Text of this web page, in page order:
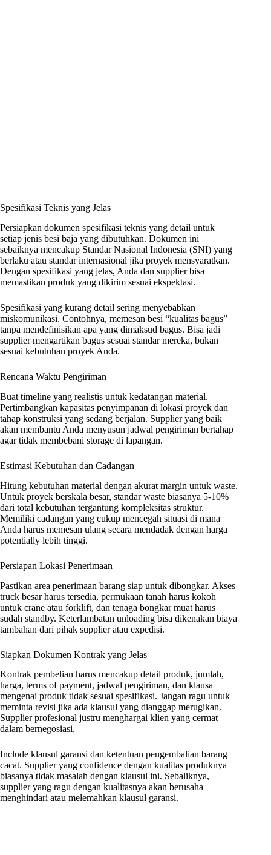
Spesifikasi Teknis yang Jelas
Persiapkan dokumen spesifikasi teknis yang detail untuk
setiap jenis besi baja yang dibutuhkan. Dokumen ini
sebaiknya mencakup Standar Nasional Indonesia (SNI) yang
berlaku atau standar internasional jika proyek mensyaratkan.
Dengan spesifikasi yang jelas, Anda dan supplier bisa
memastikan produk yang dikirim sesuai ekspektasi.
Spesifikasi yang kurang detail sering menyebabkan
miskomunikasi. Contohnya, memesan besi “kualitas bagus”
tanpa mendefinisikan apa yang dimaksud bagus. Bisa jadi
supplier mengartikan bagus sesuai standar mereka, bukan
sesuai kebutuhan proyek Anda.
Rencana Waktu Pengiriman
Buat timeline yang realistis untuk kedatangan material.
Pertimbangkan kapasitas penyimpanan di lokasi proyek dan
tahap konstruksi yang sedang berjalan. Supplier yang baik
akan membantu Anda menyusun jadwal pengiriman bertahap
agar tidak membebani storage di lapangan.
Estimasi Kebutuhan dan Cadangan
Hitung kebutuhan material dengan akurat margin untuk waste.
Untuk proyek berskala besar, standar waste biasanya 5-10%
dari total kebutuhan tergantung kompleksitas struktur.
Memiliki cadangan yang cukup mencegah situasi di mana
Anda harus memesan ulang secara mendadak dengan harga
potentially lebih tinggi.
Persiapan Lokasi Penerimaan
Pastikan area penerimaan barang siap untuk dibongkar. Akses
truck besar harus tersedia, permukaan tanah harus kokoh
untuk crane atau forklift, dan tenaga bongkar muat harus
sudah standby. Keterlambatan unloading bisa dikenakan biaya
tambahan dari pihak supplier atau expedisi.
Siapkan Dokumen Kontrak yang Jelas
Kontrak pembelian harus mencakup detail produk, jumlah,
harga, terms of payment, jadwal pengiriman, dan klausa
mengenai produk tidak sesuai spesifikasi. Jangan ragu untuk
meminta revisi jika ada klausul yang dianggap merugikan.
Supplier profesional justru menghargai klien yang cermat
dalam bernegosiasi.
Include klausul garansi dan ketentuan pengembalian barang
cacat. Supplier yang confidence dengan kualitas produknya
biasanya tidak masalah dengan klausul ini. Sebaliknya,
supplier yang ragu dengan kualitasnya akan berusaha
menghindari atau melemahkan klausul garansi.